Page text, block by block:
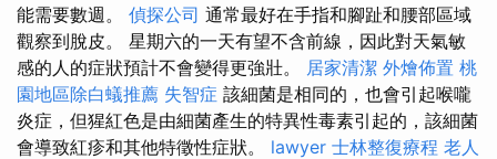
能需要數週。 偵探公司 通常最好在手指和腳趾和腰部區域
觀察到脫皮。 星期六的一天有望不含前線，因此對天氣敏
感的人的症狀預計不會變得更強壯。 居家清潔 外燴佈置 桃
園地區除白蟻推薦 失智症 該細菌是相同的，也會引起喉嚨
炎症，但猩紅色是由細菌產生的特異性毒素引起的，該細菌
會導致紅疹和其他特徵性症狀。 lawyer 士林整復療程 老人